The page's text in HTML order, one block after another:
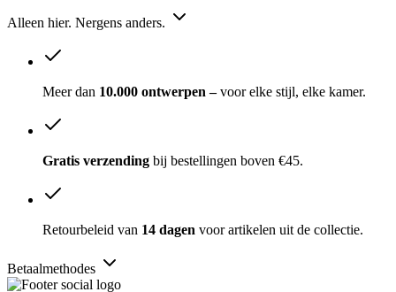
Alleen hier. Nergens anders.
Meer dan 10.000 ontwerpen –voor elke stijl, elke kamer.
Gratis verzending bij bestellingen boven €45.
Retourbeleid van 14 dagen voor artikelen uit de collectie.
Betaalmethodes